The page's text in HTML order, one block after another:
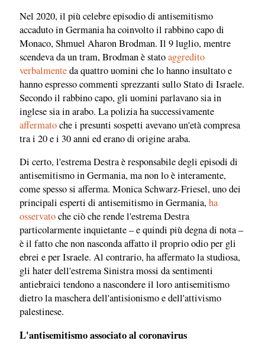
Nel 2020, il più celebre episodio di antisemitismo
accaduto in Germania ha coinvolto il rabbino capo di
Monaco, Shmuel Aharon Brodman. Il 9 luglio, mentre
scendeva da un tram, Brodman è statoaggredito
verbalmenteda quattro uomini che lo hanno insultato e
hanno espresso commenti sprezzanti sullo Stato di Israele.
Secondo il rabbino capo, gli uomini parlavano sia in
inglese sia in arabo. La polizia ha successivamente
affermatoche i presunti sospetti avevano un'età compresa
tra i 20 e i 30 anni ed erano di origine araba.
Di certo, l'estrema Destra è responsabile degli episodi di
antisemitismo in Germania, ma non lo è interamente,
come spesso si afferma. Monica Schwarz-Friesel, uno dei
principali esperti di antisemitismo in Germania,ha
osservatoche ciò che rende l'estrema Destra
particolarmente inquietante – e quindi più degna di nota –
è il fatto che non nasconda affatto il proprio odio per gli
ebrei e per Israele. Al contrario, ha affermato la studiosa,
gli hater dell'estrema Sinistra mossi da sentimenti
antiebraici tendono a nascondere il loro antisemitismo
dietro la maschera dell'antisionismo e dell'attivismo
palestinese.
L'antisemitismo associato al coronavirus